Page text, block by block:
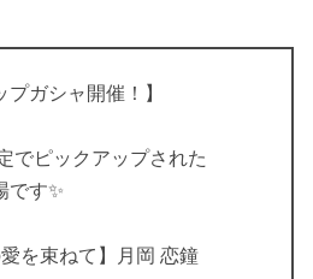
プガシャ開催！】
でピックアップされた
です✨️
を束ねて】月岡 恋鐘